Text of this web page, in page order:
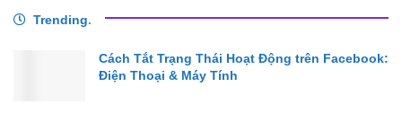
Trending.
Cách Tắt Trạng Thái Hoạt Động trên Facebook:
Điện Thoại & Máy Tính